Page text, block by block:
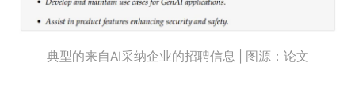
典型的来自AI采纳企业的招聘信息 | 图源：论文